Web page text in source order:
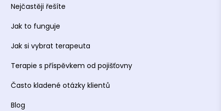
Nejčastěji řešíte
Jak to funguje
Jak si vybrat terapeuta
Terapie s příspěvkem od pojišťovny
Často kladené otázky klientů
Blog